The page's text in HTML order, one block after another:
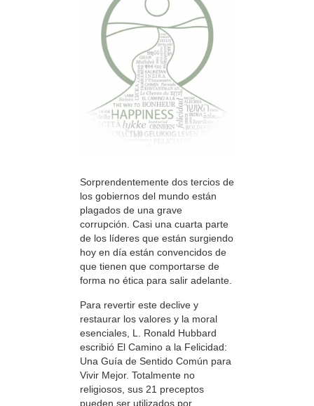
Sorprendentemente dos tercios de
los gobiernos del mundo están
plagados de una grave
corrupción. Casi una cuarta parte
de los líderes que están surgiendo
hoy en día están convencidos de
que tienen que comportarse de
forma no ética para salir adelante.
Para revertir este declive y
restaurar los valores y la moral
esenciales, L. Ronald Hubbard
escribió El Camino a la Felicidad:
Una Guía de Sentido Común para
Vivir Mejor. Totalmente no
religiosos, sus 21 preceptos
pueden ser utilizados por